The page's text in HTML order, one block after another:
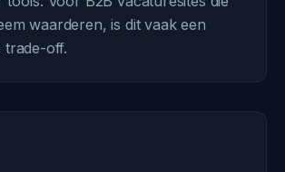
waarderen, is dit vaak een
trade-off.